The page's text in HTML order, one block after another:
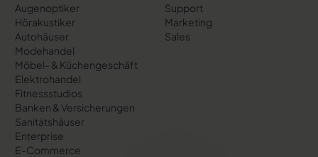
Augenoptiker
Hörakustiker
Autohäuser
Modehandel
Möbel- & Küchengeschäft
Elektrohandel
Fitnessstudios
Banken & Versicherungen
Sanitätshäuser
Enterprise
E-Commerce
Support
Marketing
Sales